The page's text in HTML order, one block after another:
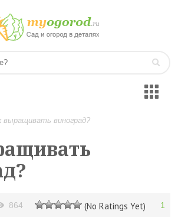
выращивать виноград?
864 (No Ratings Yet) 1